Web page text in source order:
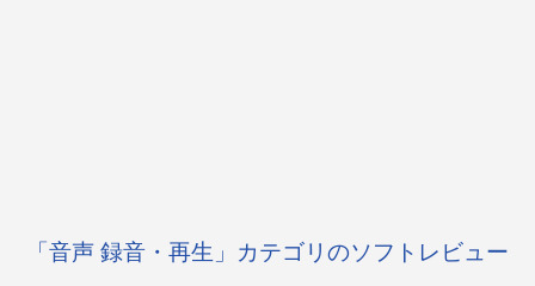
「音声 録音・再生」カテゴリのソフトレビュー